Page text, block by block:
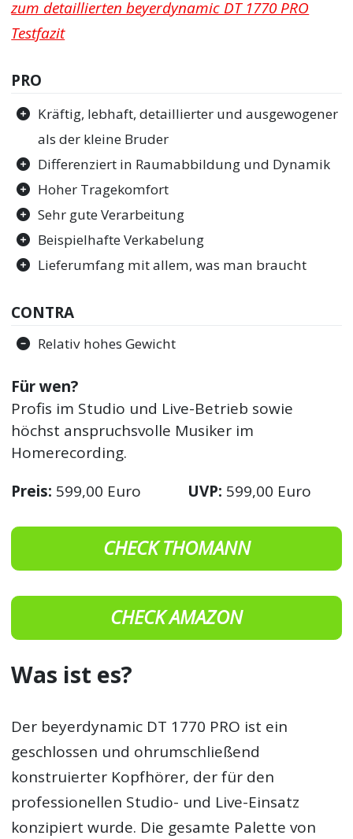
zum detaillierten beyerdynamic DT 1770 PRO
Testfazit
PRO
Kräftig, lebhaft, detaillierter und ausgewogener
als der kleine Bruder
Differenziert in Raumabbildung und Dynamik
Hoher Tragekomfort
Sehr gute Verarbeitung
Beispielhafte Verkabelung
Lieferumfang mit allem, was man braucht
CONTRA
Relativ hohes Gewicht
Für wen?
Profis im Studio und Live-Betrieb sowie
höchst anspruchsvolle Musiker im
Homerecording.
Preis: 599,00 Euro UVP: 599,00 Euro
CHECK THOMANN
CHECK AMAZON
Was ist es?
Der beyerdynamic DT 1770 PRO ist ein
geschlossen und ohrumschließend
konstruierter Kopfhörer, der für den
professionellen Studio- und Live-Einsatz
konzipiert wurde. Die gesamte Palette von